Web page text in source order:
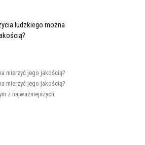
ludzkiego można
mierzyć jego jakością?
mierzyć jego jakością?
z najważniejszych